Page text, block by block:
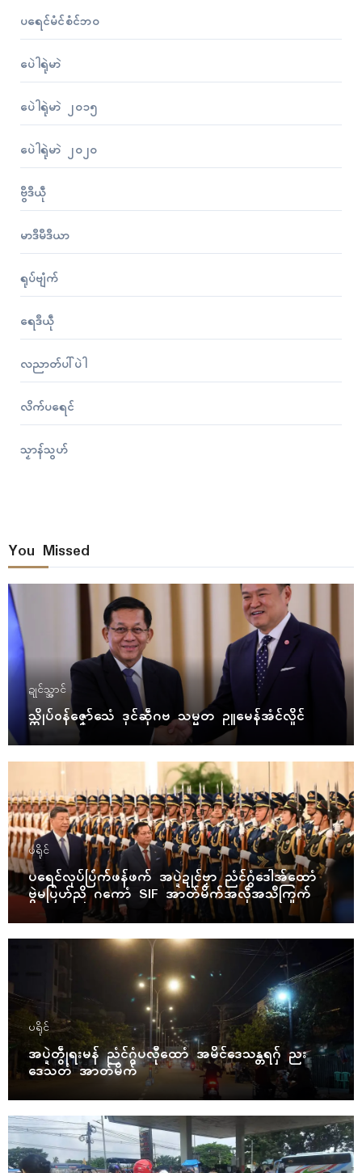
ပရေၚ်မံၚ်စံၚ်ဘဝ
ပေဲါရုဲမာဲ
ပေဲါရုဲမာဲ ၂၀၁၅
ပေဲါရုဲမာဲ ၂၀၂၀
ဗွဳဒဳယဵု
မာဒဳမဳဒဳယာ
ရုပ်ဗျံက်
ရေဒဳယဵု
လညာတ်ပါ်ပဲါ
လိက်ပရေၚ်
သၟာန်သွဟ်
You Missed
ဍုၚ်သ္အာၚ်
သ္ကိုပ်ဝန်ဇၞော်သေံ ဒုၚ်ဆဵုဂဗ သမ္မတ ဥူမေန်အံၚ်လှိုၚ်
ပရိုၚ်
ပရေၚ်လုပ်ပြံက်ဖန်ဖက် အပ္ဍဲဍုၚ်ဗၟာ ညံၚ်ဂွံဒေါအ်ထောံ
ဗွဲမပြဟ်ညိ ဂကောံ SIF အာတ်မိက်အလဵုအသဳကြုက်
ပရိုၚ်
အပ္ဍဲတွဵုရးမန် ညံၚ်ဂွံပလီုထောံ အမိၚ်ဒေသန္တရဂှ် ညး
ဒေသတံ အာတ်မိက်